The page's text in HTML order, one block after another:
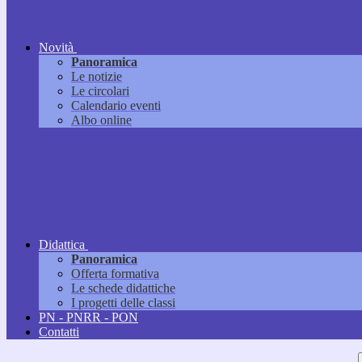
Novità
Panoramica
Le notizie
Le circolari
Calendario eventi
Albo online
Didattica
Panoramica
Offerta formativa
Le schede didattiche
I progetti delle classi
PN - PNRR - PON
Contatti